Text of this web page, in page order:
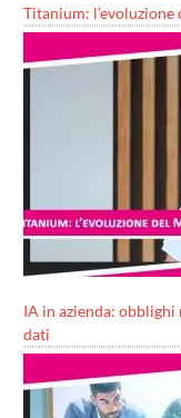
Titanium:
IA in azienda:
dati